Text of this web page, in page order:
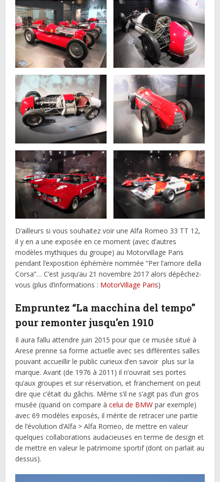
D’ailleurs si vous souhaitez voir une Alfa Romeo 33 TT 12,
il y en a une exposée en ce moment (avec d’autres
modèles mythiques du groupe) au Motorvillage Paris
pendant l’exposition éphémère nommée “Per l’amore della
Corsa”… C’est jusqu’au 21 novembre 2017 alors dépêchez-
vous (plus d’informations : MotorVillage Paris)
Empruntez “La macchina del tempo”
pour remonter jusqu’en 1910
Il aura fallu attendre juin 2015 pour que ce musée situé à
Arese prenne sa forme actuelle avec ses différentes salles
pouvant accueillir le public curieux d’en savoir plus sur la
marque. Avant (de 1976 à 2011) il n’ouvrait ses portes
qu’aux groupes et sur réservation, et franchement on peut
dire que c’était du gâchis. Même s’il ne s’agit pas d’un gros
musée (quand on compare àcelui de BMW par exemple)
avec 69 modèles exposés, il mérite de retracer une partie
de l’évolution d’Alfa > Alfa Romeo, de mettre en valeur
quelques collaborations audacieuses en terme de design et
de mettre en valeur le patrimoine sportif (dont on parlait au
dessus).